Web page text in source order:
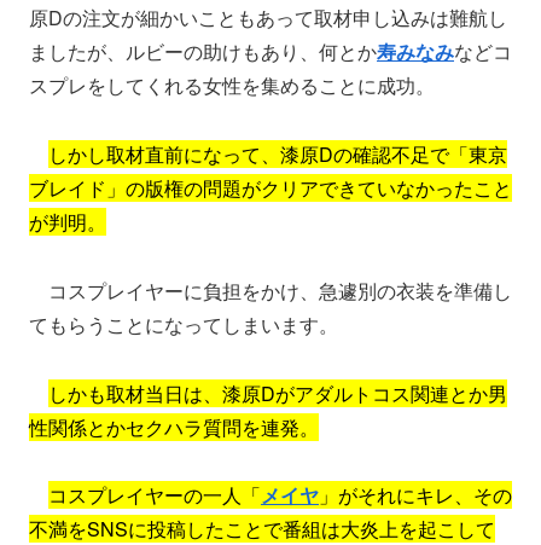
原Dの注文が細かいこともあって取材申し込みは難航し
ましたが、ルビーの助けもあり、何とか寿みなみなどコ
スプレをしてくれる女性を集めることに成功。
しかし取材直前になって、漆原Dの確認不足で「東京
ブレイド」の版権の問題がクリアできていなかったこと
が判明。
コスプレイヤーに負担をかけ、急遽別の衣装を準備し
てもらうことになってしまいます。
しかも取材当日は、漆原Dがアダルトコス関連とか男
性関係とかセクハラ質問を連発。
コスプレイヤーの一人「メイヤ 」がそれにキレ、その
不満をSNSに投稿したことで番組は大炎上を起こして